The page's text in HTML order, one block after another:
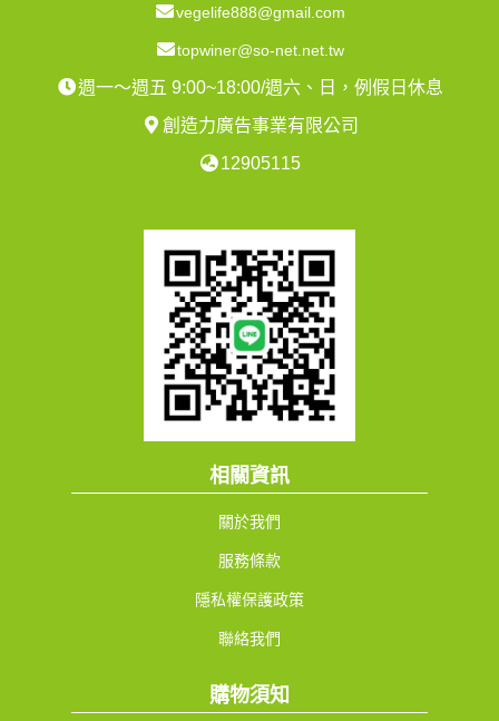
vegelife888@gmail.com
topwiner@so-net.net.tw
週一～週五 9:00~18:00/週六、日，例假日休息
創造力廣告事業有限公司
12905115
相關資訊
關於我們
服務條款
隱私權保護政策
聯絡我們
購物須知